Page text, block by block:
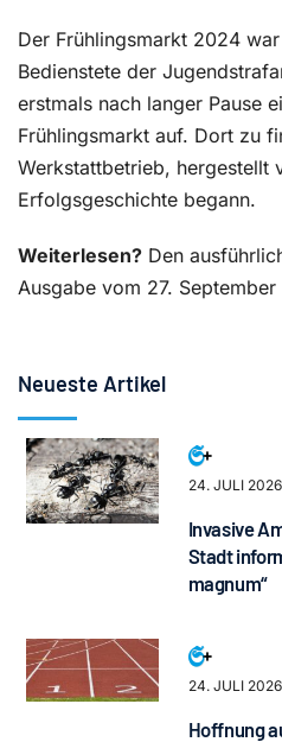
Der Frühlingsmarkt 2024
Bedienstete der
erstmals nach langer Pause
Frühlingsmarkt auf. Dort zu
Werkstattbetrieb, hergestellt
Erfolgsgeschichte begann.
Weiterlesen? Den
Ausgabe vom 27.
Neueste Artikel
24. JULI 2026
Invasive
Stadt
magnum“
24. JULI 2026
Hoffnung